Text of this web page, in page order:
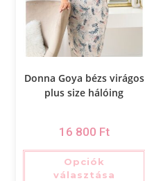
Donna Goya bézs virágos
plus size hálóing
16 800 Ft
Opciók
választása